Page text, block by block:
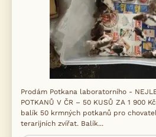
Prodám Potkana laboratorního -
POTKANŮ V ČR – 50 KUSŮ ZA 1 900
balík 50 krmných potkanů pro
terarijních zvířat. Balík...